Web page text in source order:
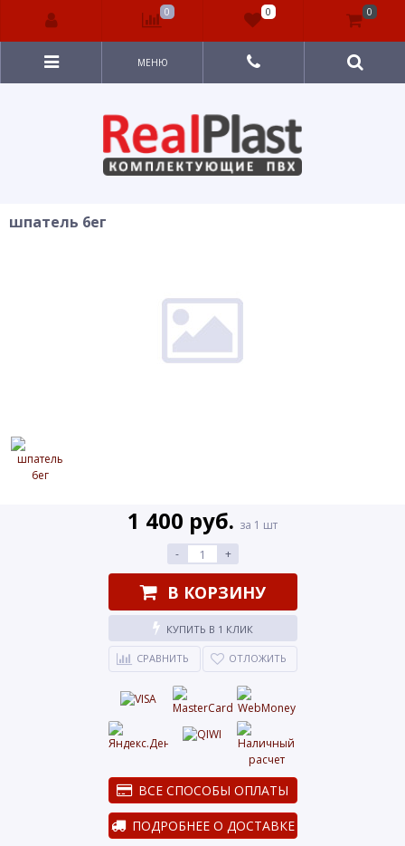
МЕНЮ
шпатель 6ег
1 400 руб. за 1 шт
-
+
В КОРЗИНУ
КУПИТЬ В 1 КЛИК
СРАВНИТЬ ОТЛОЖИТЬ
ВСЕ СПОСОБЫ ОПЛАТЫ
ПОДРОБНЕЕ О ДОСТАВКЕ
0 0 0